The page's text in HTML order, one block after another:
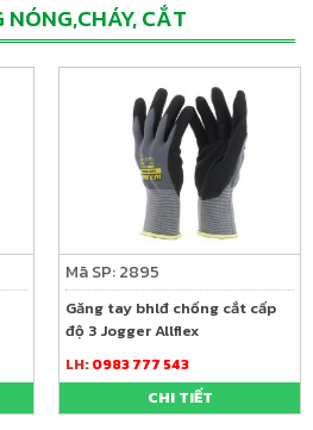
CẮT
Mã SP: 2895
Găng tay bhlđ chống cắt cấp
độ 3 Jogger Allflex
LH:0983 777 543
CHI TIẾT